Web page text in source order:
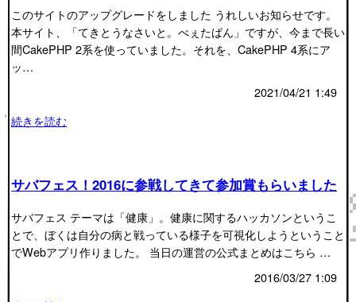
このサイトのアップグレードをしました うれしいお知らせです。
本サイト、「てきとうなさいと。べぇたばん」ですが、今まで長い
間CakePHP 2系を使っていました。それを、CakePHP 4系にア
ッ…
2021/04/21 1:49
続きを読む
サバフェス！2016に参戦してきて参加賞もらいました
サバフェス テーマは「健康」。健康に関するハッカソンというこ
とで、ぼくは自分の病と戦っている様子を可視化しようということ
でWebアプリ作りました。 当日の運営の公式まとめはこちら …
2016/03/27 1:09